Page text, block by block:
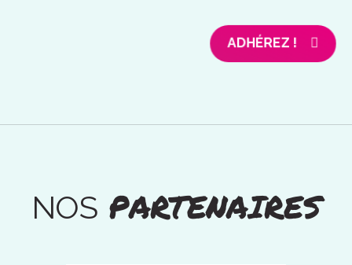
ADHÉREZ !
NOSPARTENAIRES